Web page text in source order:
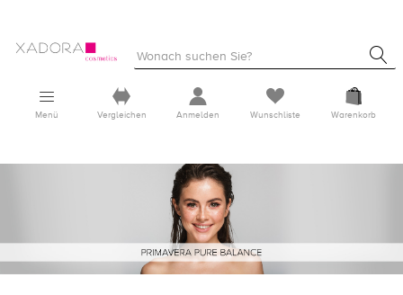
Menü Vergleichen Anmelden Wunschliste Warenkorb